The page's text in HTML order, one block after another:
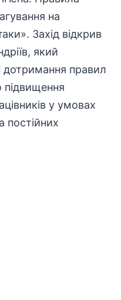
на
Захід відкрив
, який
дотримання правил
підвищення
у умовах
постійних